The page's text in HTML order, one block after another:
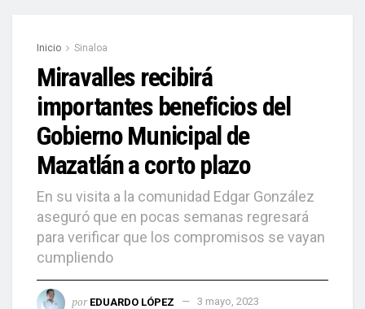
Inicio Sinaloa
Miravalles recibirá
importantes beneficios del
Gobierno Municipal de
Mazatlán a corto plazo
En su visita a la comunidad Edgar González
aseguró que en pocas semanas regresará
para verificar que los compromisos se vayan
cumpliendo
por EDUARDO LÓPEZ 3 mayo, 2023